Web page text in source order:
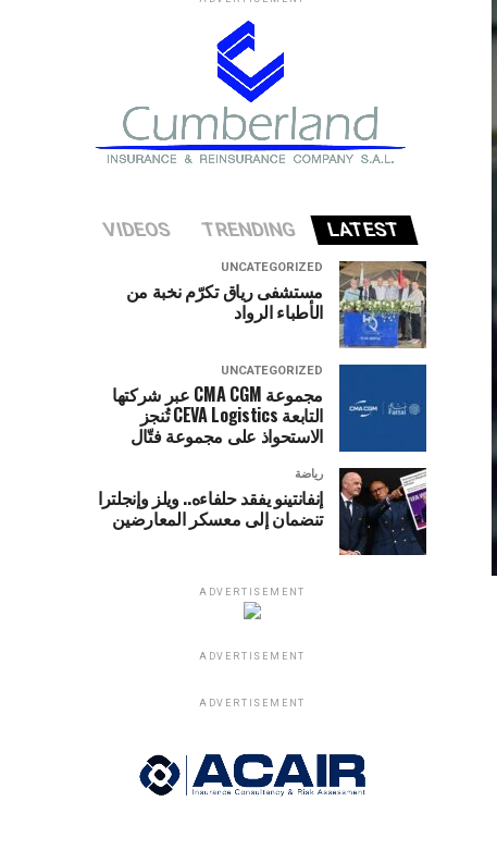
LATEST
TRENDING
VIDEOS
UNCATEGORIZED
مستشفى رياق تكرّم نخبة من
الأطباء الرواد
UNCATEGORIZED
مجموعة CMA CGM عبر شركتها
التابعة CEVA Logistics تُنجز
الاستحواذ على مجموعة فتّال
رياضة
إنفانتينو يفقد حلفاءه.. ويلز وإنجلترا
تنضمان إلى معسكر المعارضين
ADVERTISEMENT
ADVERTISEMENT
ADVERTISEMENT